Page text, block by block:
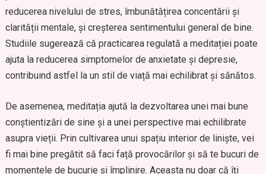
reducerea nivelului de stres, îmbunătățirea concentării și
clarității mentale, și creșterea sentimentului general de bine.
Studiile sugerează că practicarea regulată a meditației poate
ajuta la reducerea simptomelor de anxietate și depresie,
contribuind astfel la un stil de viață mai echilibrat și sănătos.
De asemenea, meditația ajută la dezvoltarea unei mai bune
conștientizări de sine și a unei perspective mai echilibrate
asupra vieții. Prin cultivarea unui spațiu interior de liniște, vei
fi mai bine pregătit să faci față provocărilor și să te bucuri de
momentele de bucurie și împlinire. Aceasta nu doar că îți